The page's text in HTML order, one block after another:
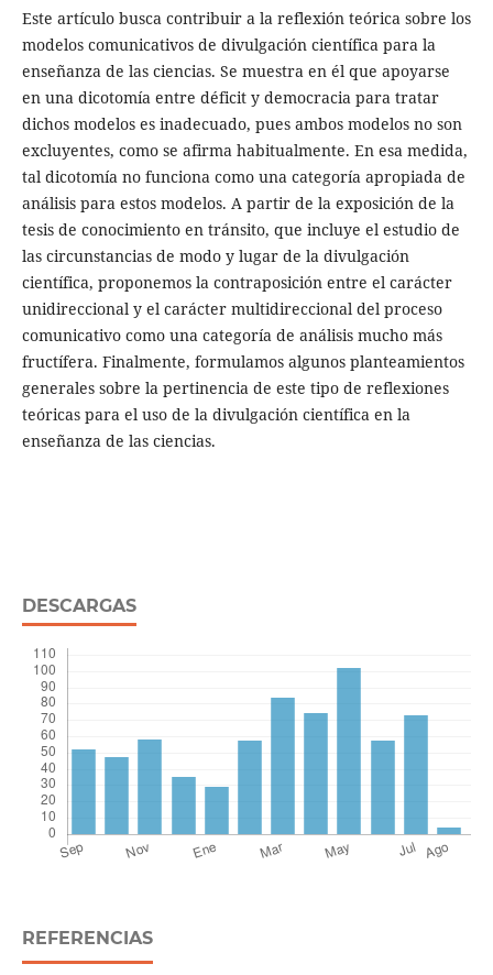
Este artículo busca contribuir a la reflexión teórica sobre los
modelos comunicativos de divulgación científica para la
enseñanza de las ciencias. Se muestra en él que apoyarse
en una dicotomía entre déficit y democracia para tratar
dichos modelos es inadecuado, pues ambos modelos no son
excluyentes, como se afirma habitualmente. En esa medida,
tal dicotomía no funciona como una categoría apropiada de
análisis para estos modelos. A partir de la exposición de la
tesis de conocimiento en tránsito, que incluye el estudio de
las circunstancias de modo y lugar de la divulgación
científica, proponemos la contraposición entre el carácter
unidireccional y el carácter multidireccional del proceso
comunicativo como una categoría de análisis mucho más
fructífera. Finalmente, formulamos algunos planteamientos
generales sobre la pertinencia de este tipo de reflexiones
teóricas para el uso de la divulgación científica en la
enseñanza de las ciencias.
DESCARGAS
REFERENCIAS